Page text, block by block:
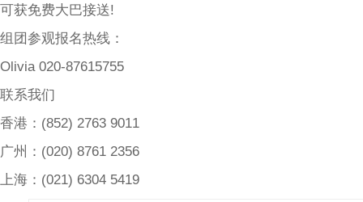
可获免费大巴接送!
组团参观报名热线：
Olivia 020-87615755
联系我们
香港：(852) 2763 9011
广州：(020) 8761 2356
上海：(021) 6304 5419